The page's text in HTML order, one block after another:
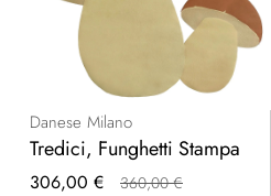
Danese Milano
Tredici, Funghetti Stampa
Prezzo
306,00 € 360,00 €